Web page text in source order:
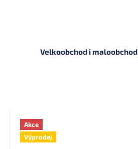
Velkoobchod i maloobchod
Akce
Výprodej